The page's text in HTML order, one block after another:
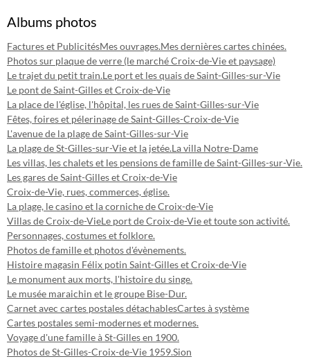
Albums photos
Factures et PublicitésMes ouvrages.Mes dernières cartes chinées.
Photos sur plaque de verre (le marché Croix-de-Vie et paysage)
Le trajet du petit train.Le port et les quais de Saint-Gilles-sur-Vie
Le pont de Saint-Gilles et Croix-de-Vie
La place de l'église, l'hôpital, les rues de Saint-Gilles-sur-Vie
Fêtes, foires et pélerinage de Saint-Gilles-Croix-de-Vie
L'avenue de la plage de Saint-Gilles-sur-Vie
La plage de St-Gilles-sur-Vie et la jetée.La villa Notre-Dame
Les villas, les chalets et les pensions de famille de Saint-Gilles-sur-Vie.
Les gares de Saint-Gilles et Croix-de-Vie
Croix-de-Vie, rues, commerces, église.
La plage, le casino et la corniche de Croix-de-Vie
Villas de Croix-de-VieLe port de Croix-de-Vie et toute son activité.
Personnages, costumes et folklore.
Photos de famille et photos d'évènements.
Histoire magasin Félix potin Saint-Gilles et Croix-de-Vie
Le monument aux morts, l'histoire du singe.
Le musée maraichin et le groupe Bise-Dur.
Carnet avec cartes postales détachablesCartes à système
Cartes postales semi-modernes et modernes.
Voyage d'une famille à St-Gilles en 1900.
Photos de St-Gilles-Croix-de-Vie 1959.Sion